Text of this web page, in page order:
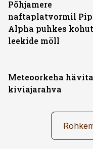
Põhjamere
naftaplatvormil
Alpha puhkes
leekide möll
Meteoorkeha
kiviajarahva